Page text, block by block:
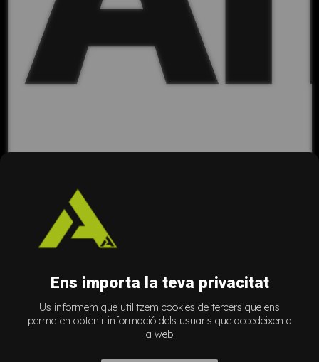
Ens importa la teva privacitat
Us informem que utilitzem cookies de tercers que ens
permeten obtenir informació dels usuaris que accedeixen a
la web.